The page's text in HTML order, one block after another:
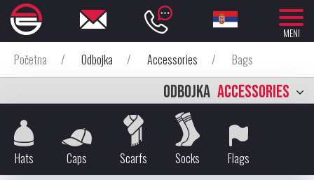
MENI
Početna / Odbojka / Accessories / Bags
ODBOJKA ACCESSORIES
Hats Caps Scarfs Socks Flags